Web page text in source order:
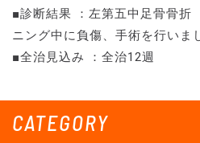
CATEGORY
■診断結果 ：左第五中足骨骨
ニング中に負傷、手術を行いま
■全治見込み ：全治12週